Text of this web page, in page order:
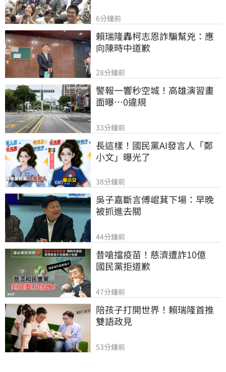
6分鐘前
賴瑞隆轟柯志恩詐騙幫兇：應
向陳時中道歉
28分鐘前
警報一響秒空城！高雄演習畫
面曝…0違規
33分鐘前
長這樣！國民黨AI發言人「鄭
小文」曝光了
38分鐘前
吳子嘉斷言傅崐萁下場：早晚
被抓進去關
44分鐘前
昔嗆擋疫苗！慈濟遭詐10億
國民黨拒道歉
47分鐘前
陪孩子打開世界！賴瑞隆首推
雙語政見
53分鐘前